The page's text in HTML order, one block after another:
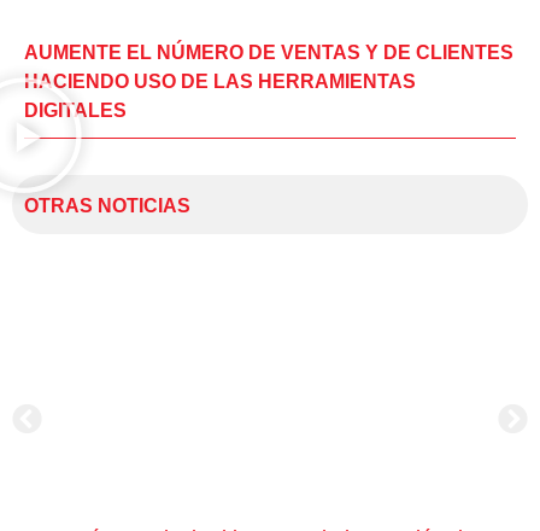
AUMENTE EL NÚMERO DE VENTAS Y DE CLIENTES
HACIENDO USO DE LAS HERRAMIENTAS
DIGITALES
OTRAS NOTICIAS